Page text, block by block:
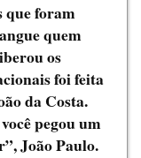
que foram
quem
os
foi feita
da Costa.
pegou um
João Paulo.